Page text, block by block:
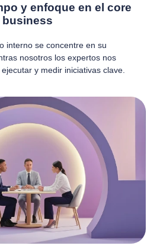
y enfoque en el core
business
interno se concentre en su
nosotros los expertos nos
y medir iniciativas clave.